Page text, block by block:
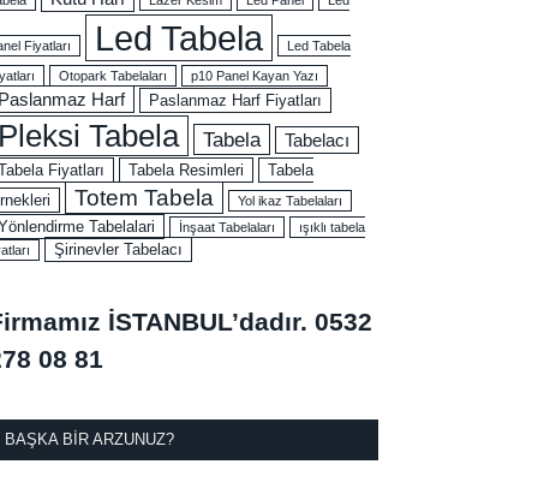
Fiyatları Led Tabela Led Tabela
Otopark Tabelaları p10 Panel Kayan Yazı
Paslanmaz Harf Paslanmaz Harf Fiyatları
Pleksi Tabela Tabela Tabelacı
Fiyatları Tabela Resimleri
Tabela
Totem Tabela Yol ikaz Tabelaları
Tabelalari İnşaat Tabelaları
ışıklı tabela
Şirinevler Tabelacı
İSTANBUL’dadır. 0532
08 81
BAŞKA BIR ARZUNUZ?